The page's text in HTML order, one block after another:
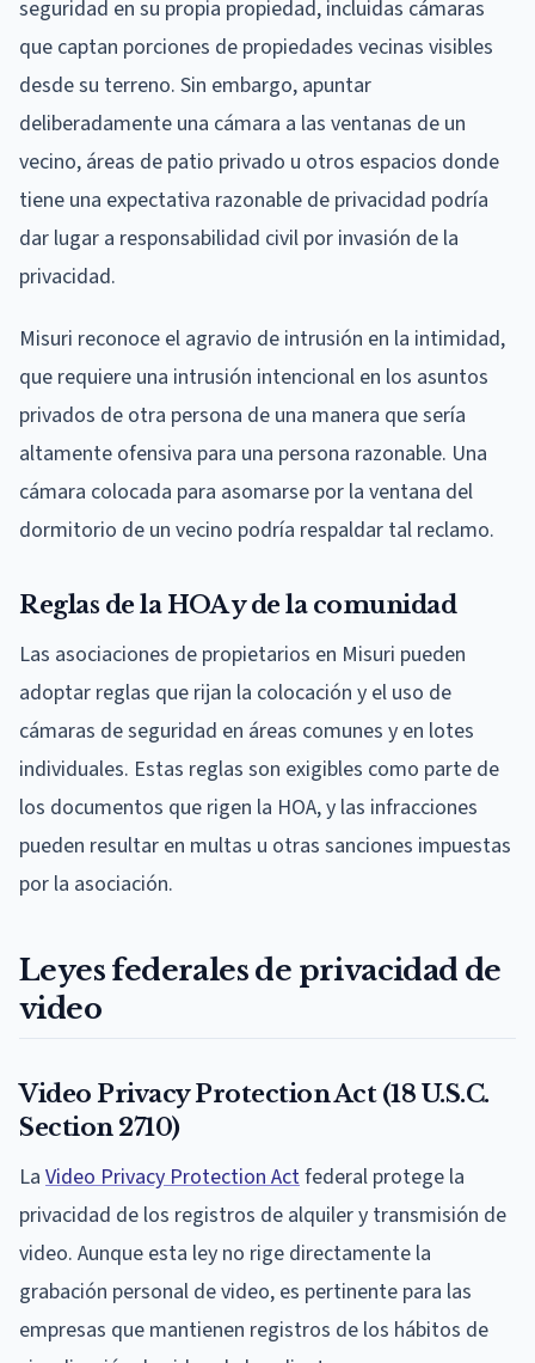
seguridad en su propia propiedad, incluidas cámaras
que captan porciones de propiedades vecinas visibles
desde su terreno. Sin embargo, apuntar
deliberadamente una cámara a las ventanas de un
vecino, áreas de patio privado u otros espacios donde
tiene una expectativa razonable de privacidad podría
dar lugar a responsabilidad civil por invasión de la
privacidad.
Misuri reconoce el agravio de intrusión en la intimidad,
que requiere una intrusión intencional en los asuntos
privados de otra persona de una manera que sería
altamente ofensiva para una persona razonable. Una
cámara colocada para asomarse por la ventana del
dormitorio de un vecino podría respaldar tal reclamo.
Reglas de la HOA y de la comunidad
Las asociaciones de propietarios en Misuri pueden
adoptar reglas que rijan la colocación y el uso de
cámaras de seguridad en áreas comunes y en lotes
individuales. Estas reglas son exigibles como parte de
los documentos que rigen la HOA, y las infracciones
pueden resultar en multas u otras sanciones impuestas
por la asociación.
Leyes federales de privacidad de
video
Video Privacy Protection Act (18 U.S.C.
Section 2710)
La Video Privacy Protection Actfederal protege la
privacidad de los registros de alquiler y transmisión de
video. Aunque esta ley no rige directamente la
grabación personal de video, es pertinente para las
empresas que mantienen registros de los hábitos de